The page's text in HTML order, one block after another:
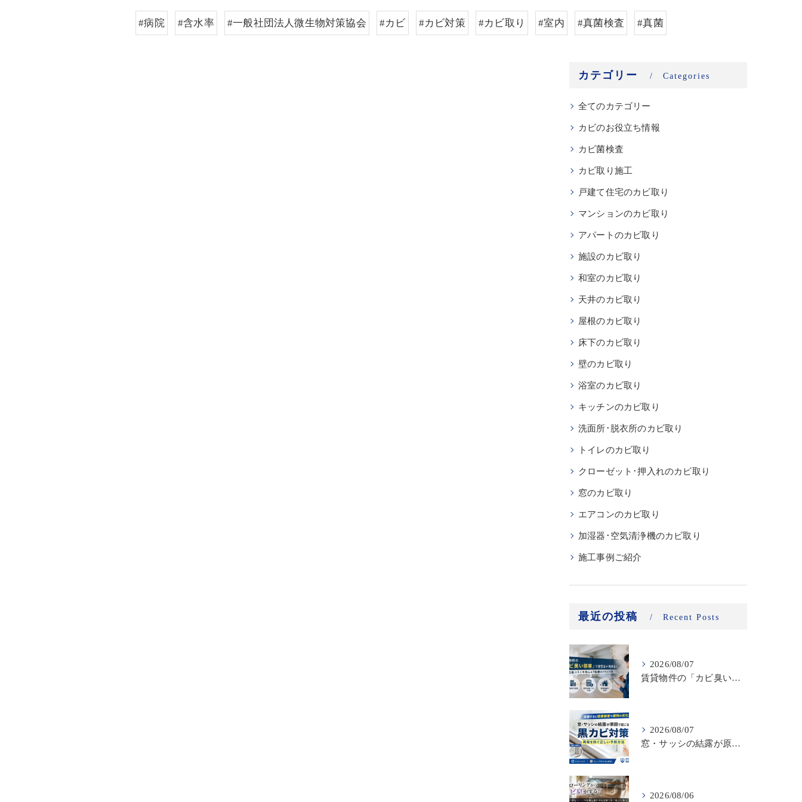
#病院 #含水率 #一般社団法人微生物対策協会 #カビ #カビ対策 #カビ取り #室内 #真菌検査 #真菌
カテゴリー Categories
全てのカテゴリー
カビのお役立ち情報
カビ菌検査
カビ取り施工
戸建て住宅のカビ取り
マンションのカビ取り
アパートのカビ取り
施設のカビ取り
和室のカビ取り
天井のカビ取り
屋根のカビ取り
床下のカビ取り
壁のカビ取り
浴室のカビ取り
キッチンのカビ取り
洗面所･脱衣所のカビ取り
トイレのカビ取り
クローゼット･押入れのカビ取り
窓のカビ取り
エアコンのカビ取り
加湿器･空気清浄機のカビ取り
施工事例ご紹介
最近の投稿 Recent Posts
2026/08/07
賃貸物件の「カビ臭い部屋」で空室率が高まる！原状回復コストを抑える不動産向けカビ対策
2026/08/07
窓・サッシの結露が原因で起こる黒カビ対策｜再発を防ぐ正しい予防方法
2026/08/06